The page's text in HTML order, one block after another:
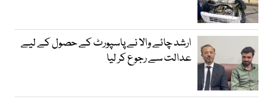
ارشد چائے والا نے پاسپورٹ کے حصول کے لیے
عدالت سے رجوع کر لیا